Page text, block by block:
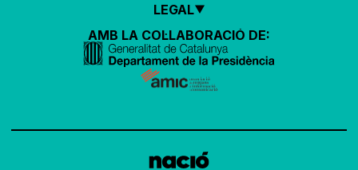
LEGAL
AMB LA COL·LABORACIÓ DE: